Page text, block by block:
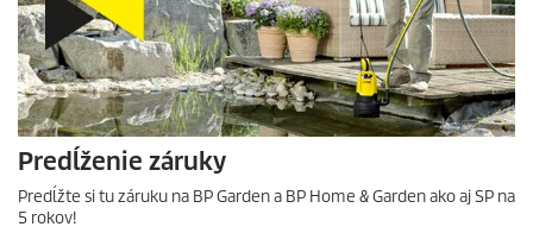
Predĺženie záruky
Predĺžte si tu záruku na BP Garden a BP Home & Garden ako aj SP na
5 rokov!